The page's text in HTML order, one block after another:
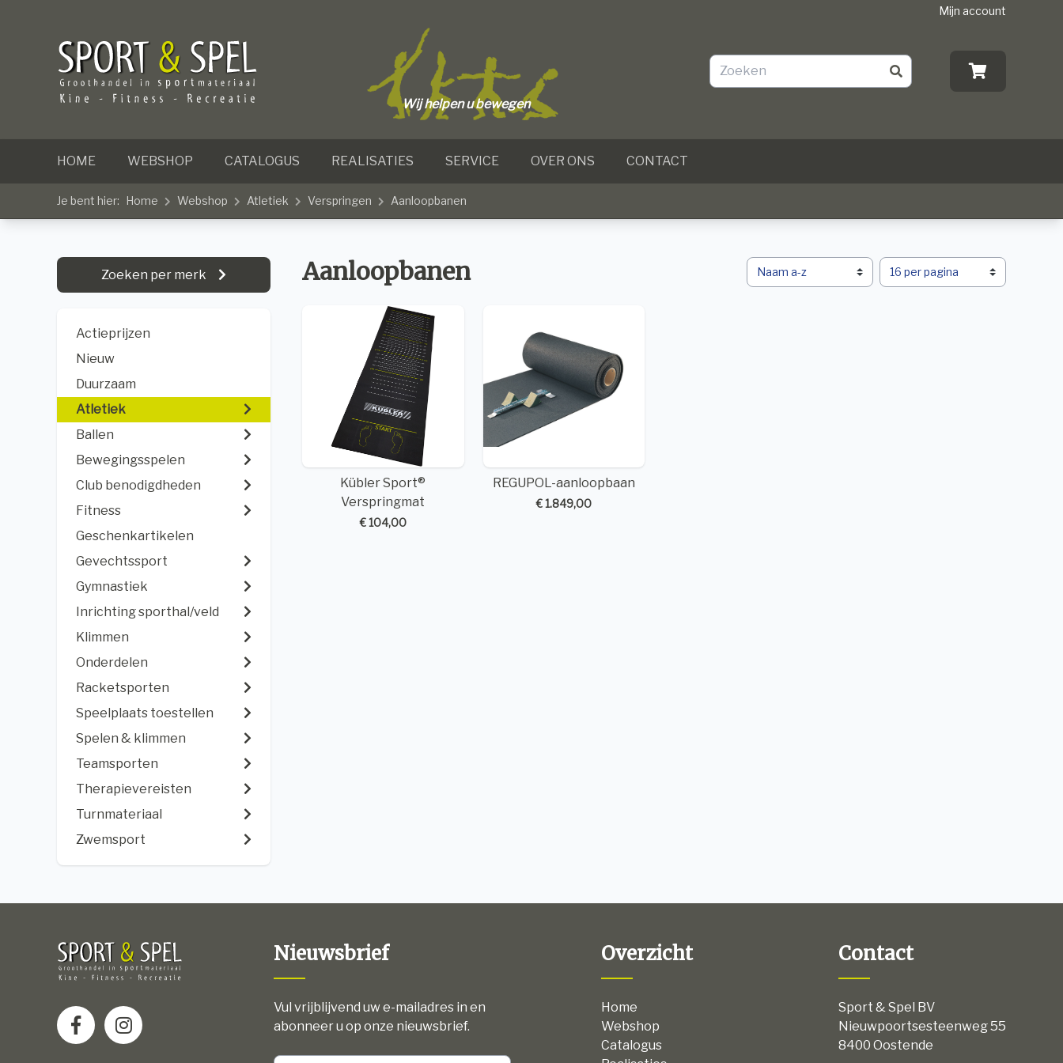
Mijn account
Wij helpen u bewegen
HOME WEBSHOP CATALOGUS REALISATIES SERVICE OVER ONS CONTACT
Je bent hier: Home Webshop Atletiek Verspringen Aanloopbanen
Zoeken per merk
Actieprijzen
Nieuw
Duurzaam
Atletiek
Ballen
Bewegingsspelen
Club benodigdheden
Fitness
Geschenkartikelen
Gevechtssport
Gymnastiek
Inrichting sporthal/veld
Klimmen
Onderdelen
Racketsporten
Speelplaats toestellen
Spelen & klimmen
Teamsporten
Therapievereisten
Turnmateriaal
Zwemsport
Aanloopbanen
Kübler Sport®
Verspringmat
€ 104,00
REGUPOL-aanloopbaan
€ 1.849,00
Nieuwsbrief
Vul vrijblijvend uw e-mailadres in en
abonneer u op onze nieuwsbrief.
Overzicht
Home
Webshop
Catalogus
Contact
Sport & Spel BV
Nieuwpoortsesteenweg 55
8400 Oostende